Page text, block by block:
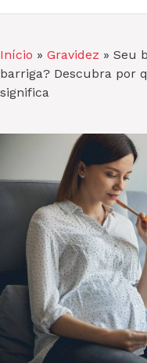
Início » Gravidez » Seu
barriga? Descubra por
significa